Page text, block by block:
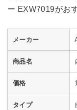
ー EXW7019がお
メーカー
商品名
価格
タイプ